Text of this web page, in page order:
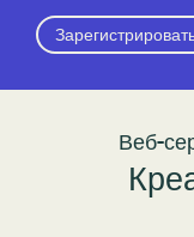
Веб-